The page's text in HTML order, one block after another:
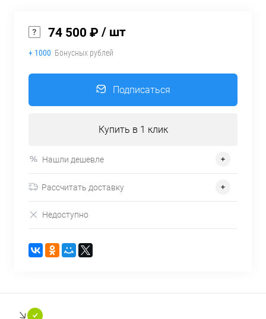
74 500 ₽ / шт
+ 1000 Бонусных рублей
Подписаться
Купить в 1 клик
Нашли дешевле
Рассчитать доставку
Недоступно